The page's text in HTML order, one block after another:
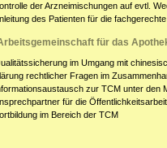
der Arzneimischungen auf evtl.
des Patienten für die
für das
im Umgang mit
rechtlicher Fragen im
zur TCM unter den
für die
im Bereich der TCM